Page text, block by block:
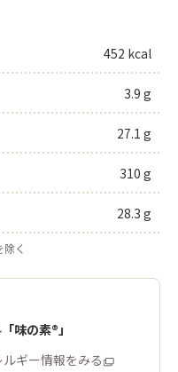
452 kcal
3.9 g
27.1 g
310 g
28.3 g
く
味の素®」
ギー情報をみる